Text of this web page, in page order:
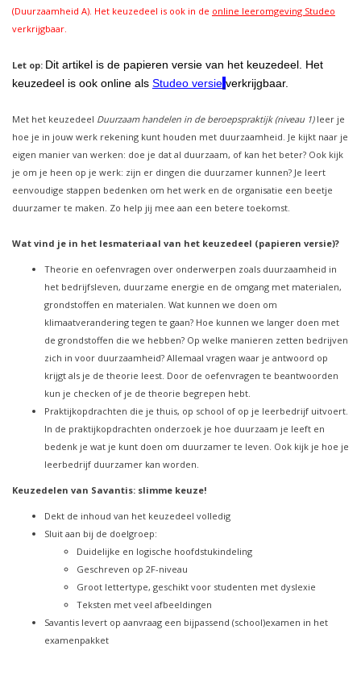
(Duurzaamheid A). Het keuzedeel is ook in de online leeromgeving Studeo
verkrijgbaar.
Let op: Dit artikel is de papieren versie van het keuzedeel. Het
keuzedeel is ook online als Studeo versie verkrijgbaar.
Met het keuzedeel Duurzaam handelen in de beroepspraktijk (niveau 1)leer je
hoe je in jouw werk rekening kunt houden met duurzaamheid. Je kijkt naar je
eigen manier van werken: doe je dat al duurzaam, of kan het beter? Ook kijk
je om je heen op je werk: zijn er dingen die duurzamer kunnen? Je leert
eenvoudige stappen bedenken om het werk en de organisatie een beetje
duurzamer te maken. Zo help jij mee aan een betere toekomst.
Wat vind je in het lesmateriaal van het keuzedeel (papieren versie)?
Theorie en oefenvragen over onderwerpen zoals duurzaamheid in
het bedrijfsleven, duurzame energie en de omgang met materialen,
grondstoffen en materialen. Wat kunnen we doen om
klimaatverandering tegen te gaan? Hoe kunnen we langer doen met
de grondstoffen die we hebben? Op welke manieren zetten bedrijven
zich in voor duurzaamheid? Allemaal vragen waar je antwoord op
krijgt als je de theorie leest. Door de oefenvragen te beantwoorden
kun je checken of je de theorie begrepen hebt.
Praktijkopdrachten die je thuis, op school of op je leerbedrijf uitvoert.
In de praktijkopdrachten onderzoek je hoe duurzaam je leeft en
bedenk je wat je kunt doen om duurzamer te leven. Ook kijk je hoe je
leerbedrijf duurzamer kan worden.
Keuzedelen van Savantis: slimme keuze!
Dekt de inhoud van het keuzedeel volledig
Sluit aan bij de doelgroep:
Duidelijke en logische hoofdstukindeling
Geschreven op 2F-niveau
Groot lettertype, geschikt voor studenten met dyslexie
Teksten met veel afbeeldingen
Savantis levert op aanvraag een bijpassend (school)examen in het
examenpakket